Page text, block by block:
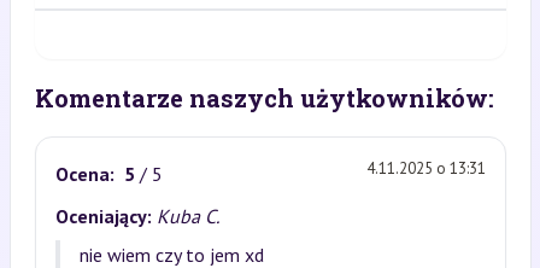
Komentarze naszych użytkowników:
Ocena: 5 / 5 4.11.2025 o 13:31
Oceniający: Kuba C.
nie wiem czy to jem xd